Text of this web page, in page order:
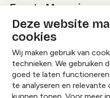
Deze website
cookies
Wij maken gebruik van
technieken. We gebruiken
goed te laten
te analyseren en
Events Magazine
Ik ontvang graag
InstagramFacebookLinkedIn